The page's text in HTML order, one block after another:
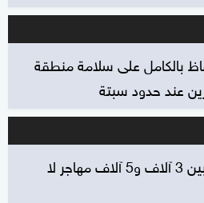
بالكامل على سلامة منطقة
عند حدود سبتة
السلطات في سبتة: ما بين 3 آلاف و5 آلاف مهاجر لا